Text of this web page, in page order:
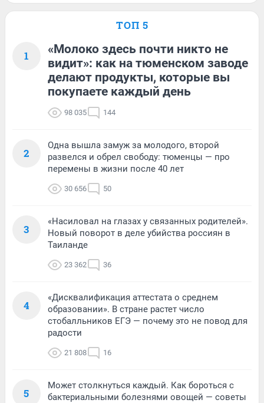
ТОП 5
1
«Молоко здесь почти никто не
видит»: как на тюменском заводе
делают продукты, которые вы
покупаете каждый день
98 035 144
2
Одна вышла замуж за молодого, второй
развелся и обрел свободу: тюменцы — про
перемены в жизни после 40 лет
30 656 50
3
«Насиловал на глазах у связанных родителей».
Новый поворот в деле убийства россиян в
Таиланде
23 362 36
4
«Дисквалификация аттестата о среднем
образовании». В стране растет число
стобалльников ЕГЭ — почему это не повод для
радости
21 808 16
5
Может столкнуться каждый. Как бороться с
бактериальными болезнями овощей — советы